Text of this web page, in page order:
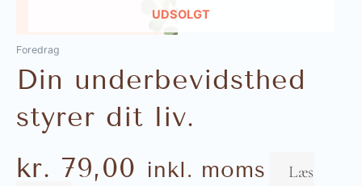
UDSOLGT
Foredrag
Din underbevidsthed
styrer dit liv.
kr. 79,00 inkl. moms
Læs